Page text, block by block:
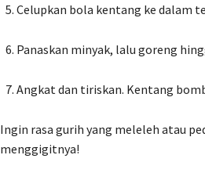
Celupkan bola kentang ke dalam
Panaskan minyak, lalu goreng
Angkat dan tiriskan. Kentang
Ingin rasa gurih yang meleleh atau
menggigitnya!